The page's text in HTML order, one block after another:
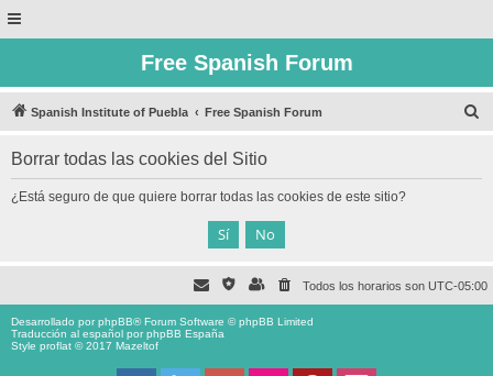
Free Spanish Forum
Spanish Institute of Puebla Free Spanish Forum
Borrar todas las cookies del Sitio
¿Está seguro de que quiere borrar todas las cookies de este sitio?
Todos los horarios son UTC-05:00
Desarrollado porphpBB® Forum Software © phpBB Limited
Traducción al español porphpBB España
Style proflat © 2017 Mazeltof